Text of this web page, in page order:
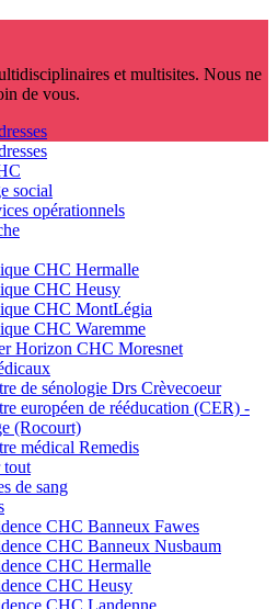
et multisites. Nous ne
de vous.
social
opérationnels
CHC Hermalle
CHC Heusy
CHC MontLégia
CHC Waremme
Horizon CHC Moresnet
de sénologie Drs Crèvecoeur
européen de rééducation (CER) -
(Rocourt)
médical Remedis
tout
de sang
CHC Banneux Fawes
CHC Banneux Nusbaum
CHC Hermalle
CHC Heusy
CHC Landenne